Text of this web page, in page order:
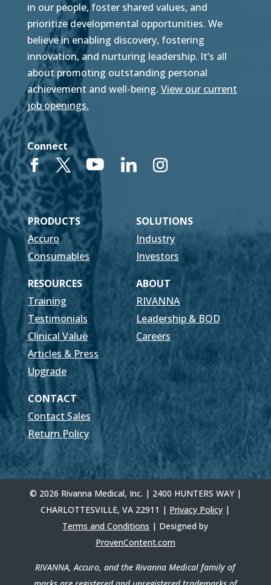
in our people, foster shared values, and
prioritize developmental opportunities. We
believe in enabling discovery, fostering
innovation, and nurturing leadership. It’s all
about promoting outstanding personal
achievement and well-being. View our current
job openings.
Connect
PRODUCTS
SOLUTIONS
Accuro
Industry
Consumables
Investors
RESOURCES
ABOUT
Training
RIVANNA
Testimonials
Leadership & BOD
Clinical Value
Careers
Articles & Press
Upgrade
CONTACT
Contact Sales
Return Policy
© 2026 Rivanna Medical, Inc. | 2400 HUNTERS WAY |
CHARLOTTESVILLE, VA 22911 | Privacy Policy |
Terms and Conditions | Designed by
ProvenContent.com
RIVANNA, Accuro, and the Rivanna Medical family of